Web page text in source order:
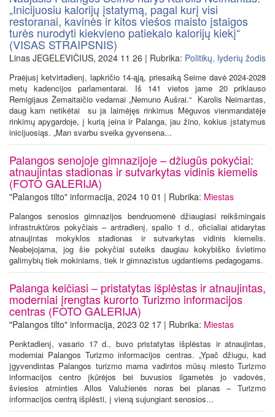
„Inicijuosiu kalorijų įstatymą, pagal kurį visi
restoranai, kavinės ir kitos viešos maisto įstaigos
turės nurodyti kiekvieno patiekalo kalorijų kiekį“
(VISAS STRAIPSNIS)
Linas JEGELEVIČIUS, 2024 11 26 | Rubrika: Politikų, lyderių žodis
Praėjusį ketvirtadienį, lapkričio 14-ąją, priesaiką Seime davė 2024-2028
metų kadencijos parlamentarai. Iš 141 vietos jame 20 priklauso
Remigijaus Žemaitaičio vedamai „Nemuno Aušrai.“ Karolis Neimantas,
daug kam netikėtai su ja laimėjęs rinkimus Mėguvos vienmandatėje
rinkimų apygardoje, į kurią įeina ir Palanga, jau žino, kokius įstatymus
inicijuosiąs. „Man svarbu sveika gyvensena...
Palangos senojoje gimnazijoje – džiugūs pokyčiai:
atnaujintas stadionas ir sutvarkytas vidinis kiemelis
(FOTO GALERIJA)
"Palangos tilto" informacija, 2024 10 01 | Rubrika: Miestas
Palangos senosios gimnazijos bendruomenė džiaugiasi reikšmingais
infrastruktūros pokyčiais – antradienį, spalio 1 d., oficialiai atidarytas
atnaujintas mokyklos stadionas ir sutvarkytas vidinis kiemelis.
Neabejojama, jog šie pokyčiai suteiks daugiau kokybiško švietimo
galimybių tiek mokiniams, tiek ir gimnazistus ugdantiems pedagogams.
Palanga keičiasi – pristatytas išplėstas ir atnaujintas,
moderniai įrengtas kurorto Turizmo informacijos
centras (FOTO GALERIJA)
"Palangos tilto" informacija, 2023 02 17 | Rubrika: Miestas
Penktadienį, vasario 17 d., buvo pristatytas išplėstas ir atnaujintas,
moderniai Palangos Turizmo informacijos centras. „Ypač džiugu, kad
įgyvendintas Palangos turizmo mama vadintos mūsų miesto Turizmo
informacijos centro įkūrėjos bei buvusios ilgametės jo vadovės,
šviesios atminties Allos Valužienės noras bei planas – Turizmo
informacijos centrą išplėsti, į vieną sujungiant senosios...